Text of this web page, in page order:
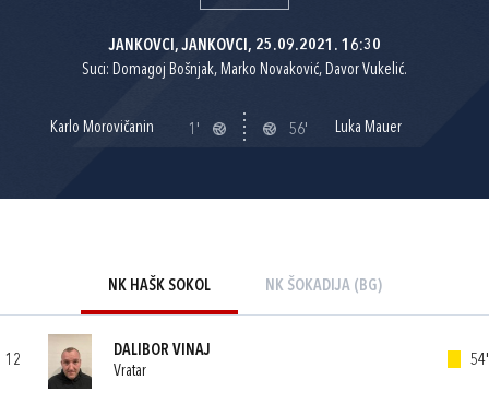
JANKOVCI, JANKOVCI, 25.09.2021. 16:30
Suci: Domagoj Bošnjak, Marko Novaković, Davor Vukelić.
Karlo Morovičanin 1' 56' Luka Mauer
NK HAŠK SOKOL NK ŠOKADIJA (BG)
12
DALIBOR VINAJ
Vratar
54'